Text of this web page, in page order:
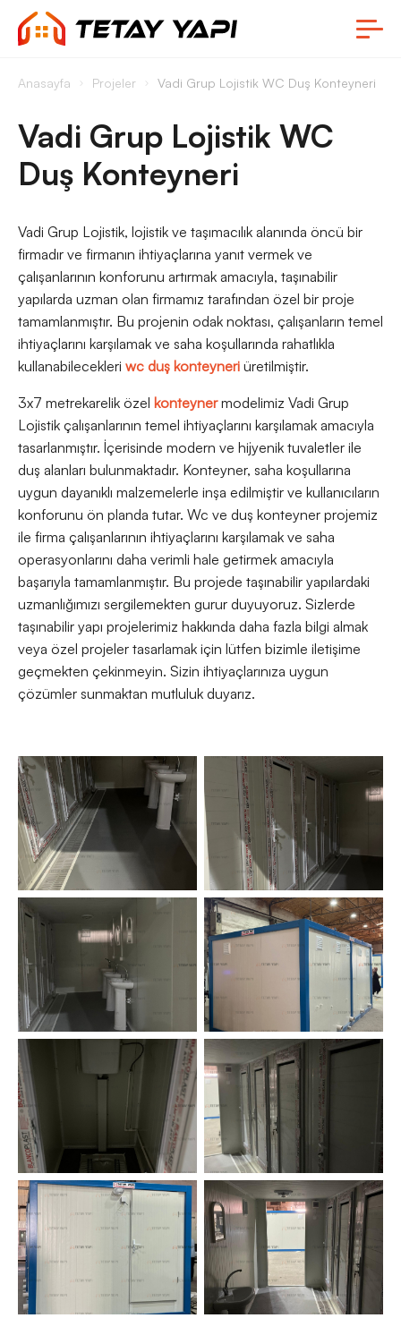
Anasayfa Projeler Vadi Grup Lojistik WC Duş Konteyneri
Vadi Grup Lojistik WC
Duş Konteyneri
Vadi Grup Lojistik, lojistik ve taşımacılık alanında öncü bir
firmadır ve firmanın ihtiyaçlarına yanıt vermek ve
çalışanlarının konforunu artırmak amacıyla, taşınabilir
yapılarda uzman olan firmamız tarafından özel bir proje
tamamlanmıştır. Bu projenin odak noktası, çalışanların temel
ihtiyaçlarını karşılamak ve saha koşullarında rahatlıkla
kullanabilecekleri wc duş konteyneri üretilmiştir.
3x7 metrekarelik özel konteynermodelimiz Vadi Grup
Lojistik çalışanlarının temel ihtiyaçlarını karşılamak amacıyla
tasarlanmıştır. İçerisinde modern ve hijyenik tuvaletler ile
duş alanları bulunmaktadır. Konteyner, saha koşullarına
uygun dayanıklı malzemelerle inşa edilmiştir ve kullanıcıların
konforunu ön planda tutar. Wc ve duş konteyner projemiz
ile firma çalışanlarının ihtiyaçlarını karşılamak ve saha
operasyonlarını daha verimli hale getirmek amacıyla
başarıyla tamamlanmıştır. Bu projede taşınabilir yapılardaki
uzmanlığımızı sergilemekten gurur duyuyoruz. Sizlerde
taşınabilir yapı projelerimiz hakkında daha fazla bilgi almak
veya özel projeler tasarlamak için lütfen bizimle iletişime
geçmekten çekinmeyin. Sizin ihtiyaçlarınıza uygun
çözümler sunmaktan mutluluk duyarız.